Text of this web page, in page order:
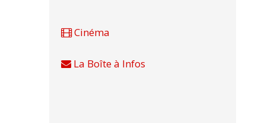
Cinéma
La Boîte à Infos